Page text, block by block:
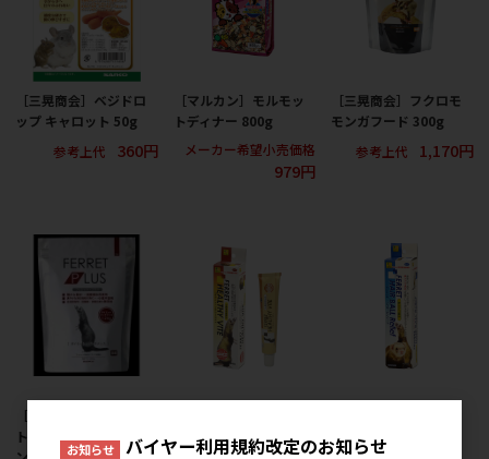
［三晃商会］ベジドロ
ップ キャロット 50g
参考上代
360円
［マルカン］モルモッ
トディナー 800g
メーカー希望小売価格
979円
［三晃商会］フクロモ
モンガフード 300g
参考上代
1,170円
［三晃商会］フェレッ
トプラス ダイエットメ
ト・ヘルシーバイト
トヘアボールリリーフ
お知らせ バイヤー利用規約改定のお知らせ